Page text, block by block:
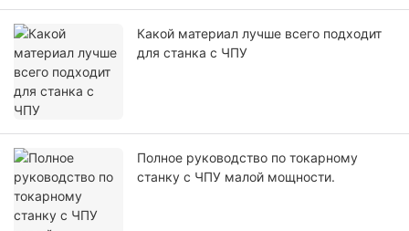
Какой материал лучше всего подходит
для станка с ЧПУ
Полное руководство по токарному
станку с ЧПУ малой мощности.